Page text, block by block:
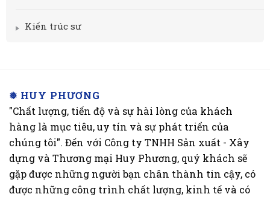
Kiến trúc sư
❅ HUY PHƯƠNG
"Chất lượng, tiến độ và sự hài lòng của khách
hàng là mục tiêu, uy tín và sự phát triển của
chúng tôi". Đến với Công ty TNHH Sản xuất - Xây
dựng và Thương mại Huy Phương, quý khách sẽ
gặp được những người bạn chân thành tin cậy, có
được những công trình chất lượng, kinh tế và có